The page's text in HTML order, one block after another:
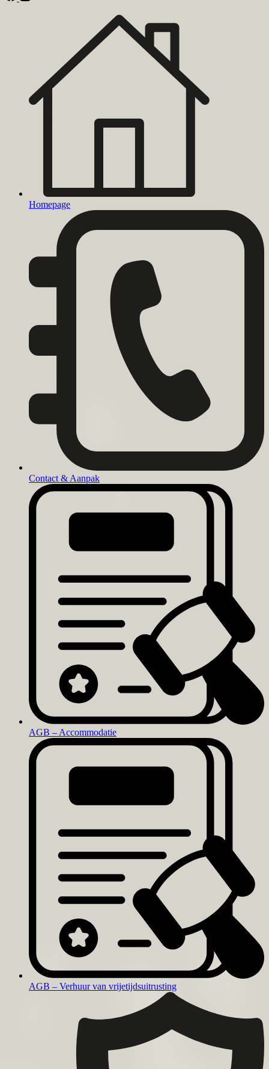
Homepage
Contact & Aanpak
AGB – Accommodatie
AGB – Verhuur van vrijetijdsuitrusting